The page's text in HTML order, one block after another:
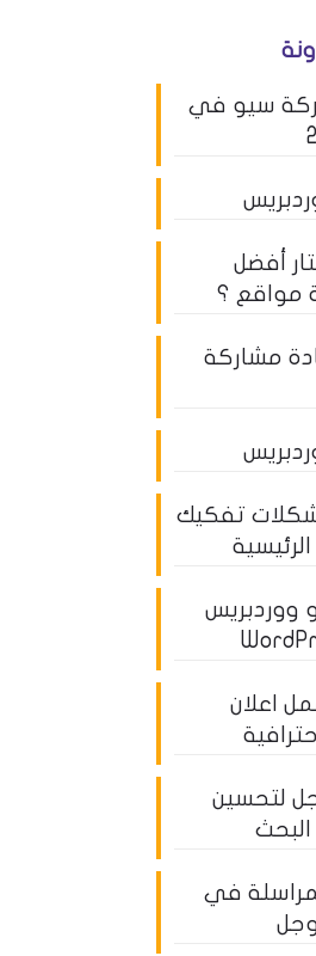
سيو في
أفضل
مواقع ؟
مشاركة
تفكيك
ووردبريس
اعلان
لتحسين
في